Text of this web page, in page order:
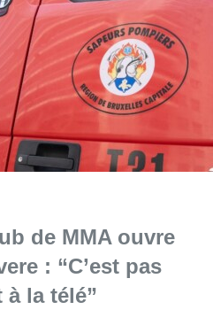
de MMA ouvre
: “C’est pas
la télé”